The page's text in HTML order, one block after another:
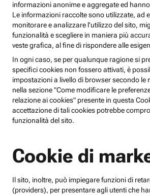
informazioni anonime e aggregate ed
Le informazioni raccolte sono utilizzate, ad
monitorare e analizzare l'utilizzo del sito,
funzionalità e scegliere in maniera più
veste grafica, al fine di rispondere alle
In ogni caso, se per qualunque ragione si
specifici cookies non fossero attivati, è
impostazioni a livello di browser secondo le
nella sezione "Come modificare le
relazione ai cookies" presente in questa
accettazione di tali cookies potrebbe
funzionalità del sito.
Cookie di
Il sito, inoltre, può impiegare funzioni di
(providers), per presentare agli utenti che